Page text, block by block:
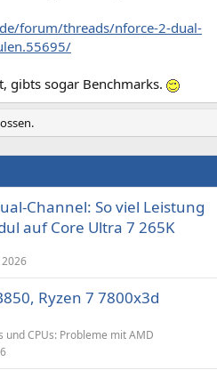
forum/threads/nforce-2-dual-
gibts sogar Benchmarks.
Channel: So viel Leistung
auf Core Ultra 7 265K
Ryzen 7 7800x3d
und CPUs: Probleme mit AMD